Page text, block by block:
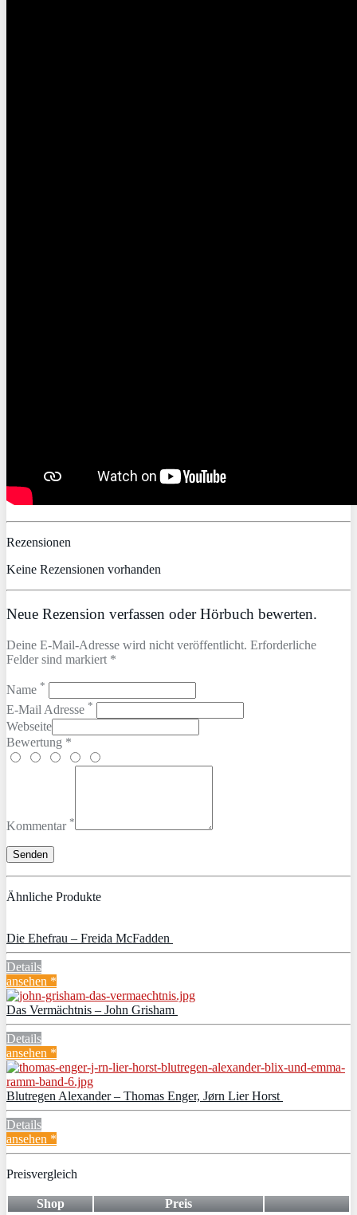
Rezensionen
Keine Rezensionen vorhanden
Neue Rezension verfassen oder Hörbuch bewerten.
Deine E-Mail-Adresse wird nicht veröffentlicht. Erforderliche
Felder sind markiert *
Name *
E-Mail Adresse *
Webseite
Bewertung *
Kommentar *
Ähnliche Produkte
Die Ehefrau – Freida McFadden
Details
ansehen *
Das Vermächtnis – John Grisham
Details
ansehen *
Blutregen Alexander – Thomas Enger, Jørn Lier Horst
Details
ansehen *
Preisvergleich
Shop Preis